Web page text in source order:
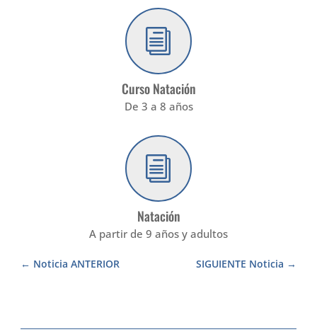
i
Curso Natación
De 3 a 8 años
i
Natación
A partir de 9 años y adultos
SIGUIENTE Noticia
Noticia ANTERIOR